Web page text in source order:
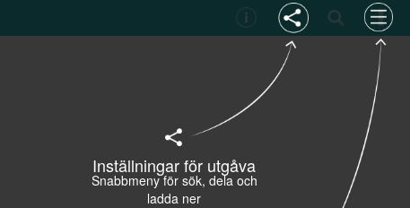
Inställningar för utgåva
Snabbmeny för sök, dela och
ladda ner